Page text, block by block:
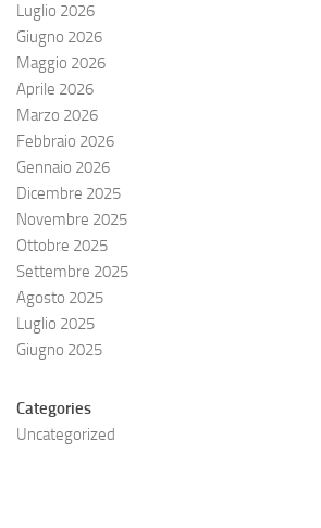
Luglio 2026
Giugno 2026
Maggio 2026
Aprile 2026
Marzo 2026
Febbraio 2026
Gennaio 2026
Dicembre 2025
Novembre 2025
Ottobre 2025
Settembre 2025
Agosto 2025
Luglio 2025
Giugno 2025
Categories
Uncategorized